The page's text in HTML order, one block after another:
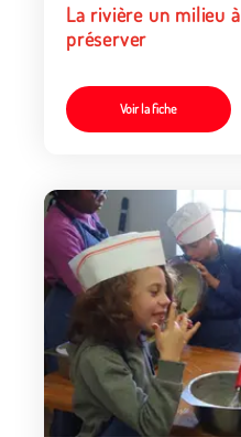
La rivière un milieu à
préserver
Voir la fiche